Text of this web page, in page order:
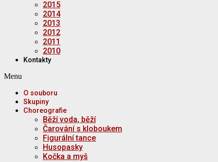
2015
2014
2013
2012
2011
2010
Kontakty
Menu
O souboru
Skupiny
Choreografie
Běží voda, běží
Čarování s kloboukem
Figurální tance
Husopasky
Kočka a myš